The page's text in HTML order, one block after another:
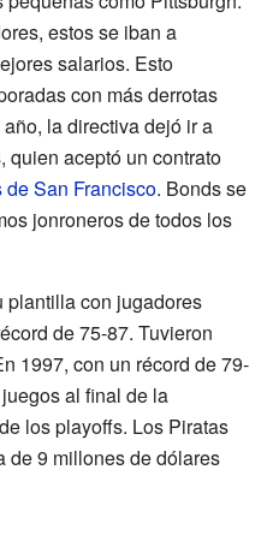
estos se iban a
salarios. Esto
con más derrotas
la directiva dejó ir a
, quien aceptó un contrato
de San Francisco. Bonds se
jonroneros de todos los
plantilla con jugadores
de 75-87. Tuvieron
1997, con un récord de 79-
al final de la
los playoffs. Los Piratas
de 9 millones de dólares